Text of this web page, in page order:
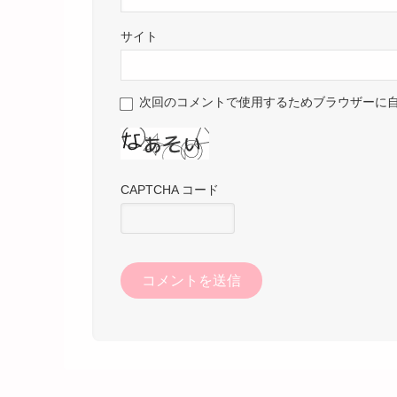
サイト
次回のコメントで使用するためブラウザーに
CAPTCHA コード